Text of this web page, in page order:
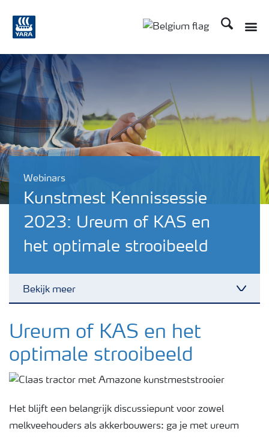
Zoek op
Webinars
Kunstmest Kennissessie
2023: Ureum of KAS en
het optimale strooibeeld
Bekijk meer
Nieuwsbrieven
Gewassen
Ureum of KAS en het
optimale strooibeeld
Het blijft een belangrijk discussiepunt voor zowel
melkveehouders als akkerbouwers: ga je met ureum